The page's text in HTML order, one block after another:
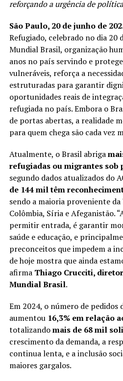
reforçando a urgência de
São Paulo, 20 de junho de
Refugiado, celebrado no dia 20
Mundial Brasil, organização
anos no país servindo e
vulneráveis, reforça a
estruturadas para garantir
oportunidades reais de
refugiada no país. Embora o
de portas abertas, a realidade
para quem chega são cada vez
Atualmente, o Brasil abriga
refugiadas ou migrantes sob
segundo dados atualizados do
de 144 mil têm
sendo a maioria proveniente da
Colômbia, Síria e Afeganistão.
permitir entrada, é garantir
saúde e educação, e
preconceitos que impedem a
de hoje mostra que ainda
afirma Thiago Crucciti,
Mundial Brasil.
Em 2024, o número de pedidos
aumentou 16,3% em relação
totalizandomais de 68 mil
crescimento da demanda, a
continua lenta, e a inclusão
maiores gargalos.